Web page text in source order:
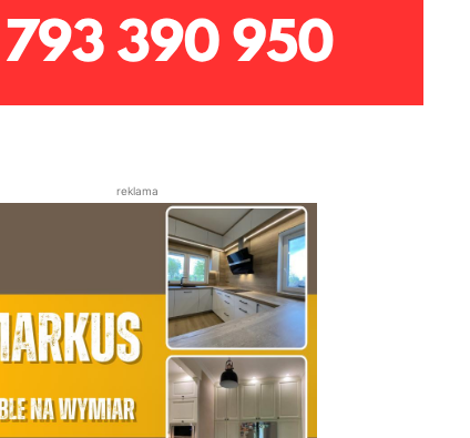
reklama